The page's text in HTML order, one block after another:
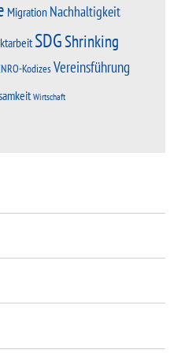
Migration Nachhaltigkeit
SDGShrinking
KodizesVereinsführung
Wirtschaft